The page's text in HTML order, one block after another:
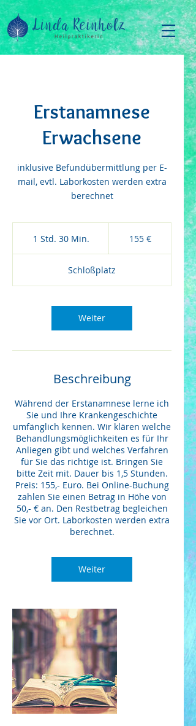
Erstanamnese
Erwachsene
inklusive Befundübermittlung per E-
mail, evtl. Laborkosten werden extra
berechnet
1 Std. 30 Min.
d
3
M
i
n
155 €
Schloßplatz
Weiter
Beschreibung
Während der Erstanamnese lerne ich
Sie und Ihre Krankengeschichte
umfänglich kennen. Wir klären welche
Behandlungsmöglichkeiten es für Ihr
Anliegen gibt und welches Verfahren
für Sie das richtige ist. Bringen Sie
bitte Zeit mit. Dauer bis 1,5 Stunden.
Preis: 155,- Euro. Bei Online-Buchung
zahlen Sie einen Betrag in Höhe von
50,- € an. Den Restbetrag begleichen
Sie vor Ort. Laborkosten werden extra
berechnet.
Weiter